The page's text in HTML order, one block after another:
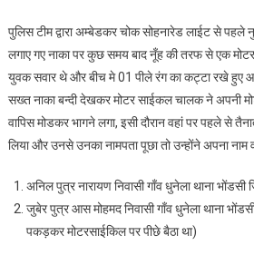
पुलिस टीम द्वारा अम्बेडकर चोक सोहनारेड लाईट से
लगाए गए नाका पर कुछ समय बाद नूँह की तरफ से एक
युवक सवार थे और बीच मे 01 पीले रंग का कट्टा रखे हुए
सख्त नाका बन्दी देखकर मोटर साईकल चालक ने अपनी
वापिस मोडकर भागने लगा, इसी दौरान वहां पर पहले से
लिया और उनसे उनका नामपता पूछा तो उन्होंने अपना नाम
अनिल पुत्र नारायण निवासी गाँव धुनेला थाना
जुबेर पुत्र आस मोहमद निवासी गाँव धुनेला थाना
पकड़कर मोटरसाईकिल पर पीछे बैठा था)